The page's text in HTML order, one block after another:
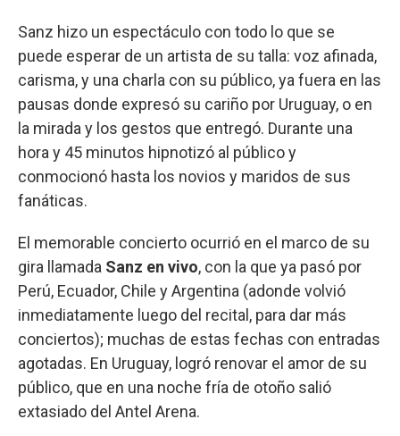
Sanz hizo un espectáculo con todo lo que se
puede esperar de un artista de su talla: voz afinada,
carisma, y una charla con su público, ya fuera en las
pausas donde expresó su cariño por Uruguay, o en
la mirada y los gestos que entregó. Durante una
hora y 45 minutos hipnotizó al público y
conmocionó hasta los novios y maridos de sus
fanáticas.
El memorable concierto ocurrió en el marco de su
gira llamada Sanz en vivo, con la que ya pasó por
Perú, Ecuador, Chile y Argentina (adonde volvió
inmediatamente luego del recital, para dar más
conciertos); muchas de estas fechas con entradas
agotadas. En Uruguay, logró renovar el amor de su
público, que en una noche fría de otoño salió
extasiado del Antel Arena.